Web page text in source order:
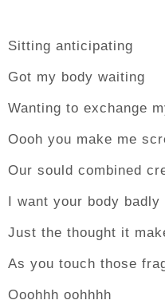
Sitting anticipating
Got my body waiting
Wanting to exchange
Oooh you make me
Our sould combined
I want your body badly
Just the thought it
As you touch those
Ooohhh oohhhh